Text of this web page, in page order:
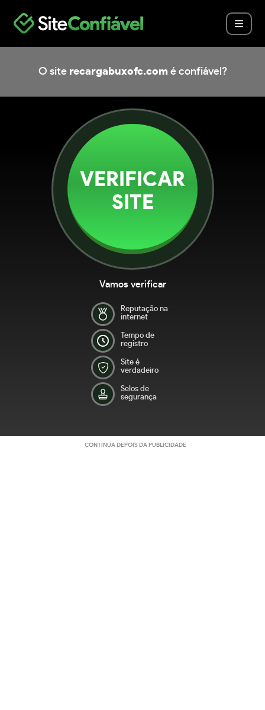
O site recargabuxofc.com é confiável?
VERIFICAR
SITE
Vamos verificar
Reputação na
internet
Tempo de
registro
Site é
verdadeiro
Selos de
segurança
CONTINUA DEPOIS DA PUBLICIDADE